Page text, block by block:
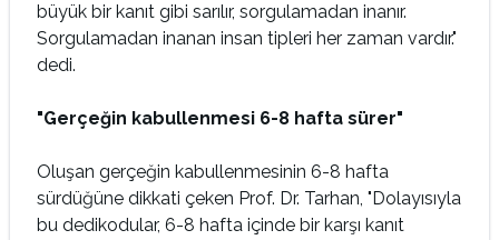
büyük bir kanıt gibi sarılır, sorgulamadan inanır.
Sorgulamadan inanan insan tipleri her zaman vardır."
dedi.
"Gerçeğin kabullenmesi 6-8 hafta sürer"
Oluşan gerçeğin kabullenmesinin 6-8 hafta
sürdüğüne dikkati çeken Prof. Dr. Tarhan, "Dolayısıyla
bu dedikodular, 6-8 hafta içinde bir karşı kanıt